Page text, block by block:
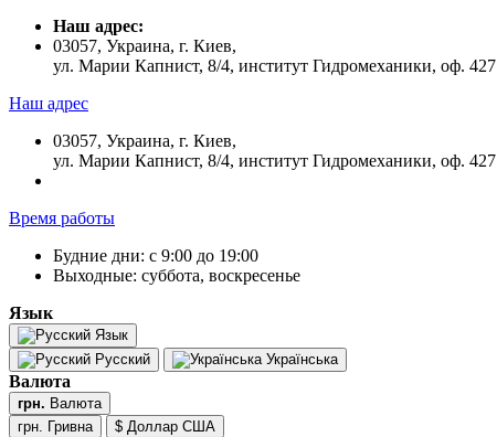
Наш адрес:
03057, Украина, г. Киев,
ул. Марии Капнист, 8/4, институт Гидромеханики, оф. 427
Наш адрес
03057, Украина, г. Киев,
ул. Марии Капнист, 8/4, институт Гидромеханики, оф. 427
Время работы
Будние дни: с 9:00 до 19:00
Выходные: суббота, воскресенье
Язык
Язык
Русский
Українська
Валюта
грн. Валюта
грн. Гривна
$ Доллар США